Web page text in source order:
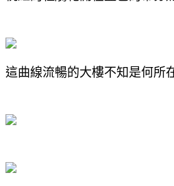
這曲線流暢的大樓不知是何所